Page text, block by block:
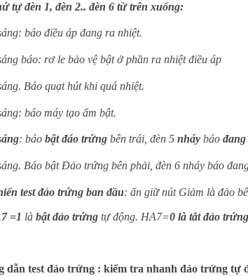
tự đèn 1, đèn 2.. đèn 6 từ trên xuống:
báo điều áp đang ra nhiệt.
báo: rơ le bảo vệ bật ở phần ra nhiệt điều áp
Báo quạt hút khi quá nhiệt.
báo máy tạo ẩm bật.
: báo bật đáo trứng bên trái, đèn 5 nháy báo
Báo bật Đảo trứng bên phải, đèn 6 nháy báo
test đảo trứng ban đầu: ấn giữ nút Giảm là đảo
=1 là bật đảo trứng tự động. HA7=0 là tắt đảo trứng
dẫn test đảo trứng : kiểm tra nhanh đảo trứng tự